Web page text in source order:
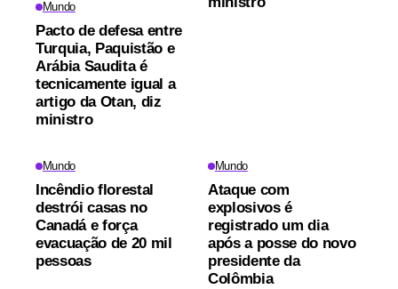
Mundo
Pacto de defesa entre
Turquia, Paquistão e
Arábia Saudita é
tecnicamente igual a
artigo da Otan, diz
ministro
Mundo
Incêndio florestal
destrói casas no
Canadá e força
evacuação de 20 mil
pessoas
Mundo
Ataque com
explosivos é
registrado um dia
após a posse do novo
presidente da
Colômbia